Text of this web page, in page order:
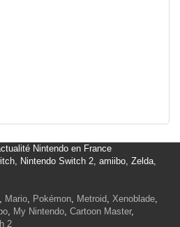
Nintendo en France
Nintendo Switch 2, amiibo, Zelda,
, Mario, Pokémon, Metroid, Xenoblade,
, My Nintendo, Cartoon Master,
2